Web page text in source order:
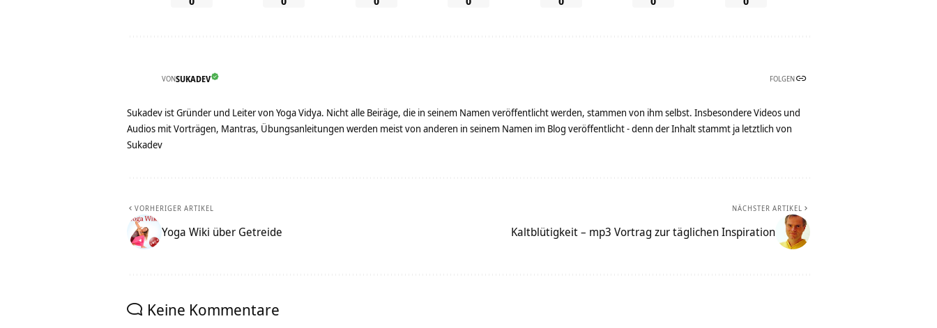
VONSUKADEV FOLGEN
Sukadev ist Gründer und Leiter von Yoga Vidya. Nicht alle Beiräge, die in seinem Namen veröffentlicht werden, stammen von ihm selbst. Insbesondere Videos und
Audios mit Vorträgen, Mantras, Übungsanleitungen werden meist von anderen in seinem Namen im Blog veröffentlicht - denn der Inhalt stammt ja letztlich von
Sukadev
VORHERIGER ARTIKEL
Yoga Wiki über Getreide
NÄCHSTER ARTIKEL
Kaltblütigkeit – mp3 Vortrag zur täglichen Inspiration
Keine Kommentare